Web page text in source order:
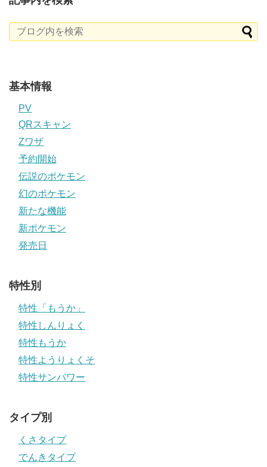
基本情報
PV
QRスキャン
Zワザ
予約開始
伝説のポケモン
幻のポケモン
新たな機能
新ポケモン
発売日
特性別
特性「もうか」
特性しんりょく
特性もうか
特性ようりょくそ
特性サンパワー
タイプ別
くさタイプ
でんきタイプ